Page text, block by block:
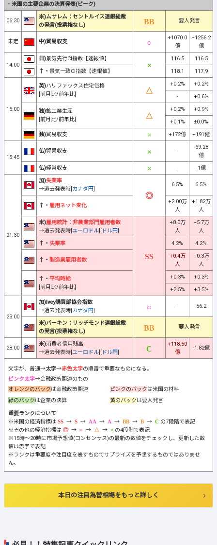
・ 米国の主要企業の決算発表(ピーク)
06:30
米)ムサレム：セントルイス連銀総裁
の発言(投票権なし)
要人発言
未定 中)貿易収支
+1070.0
億
+1256.2
億
14:00
日)景気先行CI指数【速報値】 116.5
116.5
↑・ 景気一致CI指数【速報値】 118.1 117.9
15:00
英)ハリファックス住宅価格
[前月比/前年比]
+0.2%
+0.2%
-
+0.6%
独)鉱工業生産
[前月比/前年比]
+0.2%
+0.9%
+0.1%
±0.0%
独)貿易収支 +172億 +191億
15:45
仏)貿易収支 -
-69.28
億
仏)経常収支 - -1億
21:30
加)失業率
→過去発表時[カナダ円]
6.5% 6.5%
↑・ 雇用ネット変化
+2.00万
人
+1.82万
人
米)雇用統計 ： 非農業部門雇用者数
→過去発表時[ユーロドル][ ドル円]
+8.0万
人
+5.7万
人
↑・ 失業率 4.2% 4.2%
↑・ 製造業雇用者数
+0.4万
人
+0.3万
人
↑・ 平均時給
[前月比/前年比]
+0.3%
+0.3%
+3.5%
+3.5%
23:00
加)Ivey購買部協会指数
→過去発表時[カナダ円]
- 56.2
米)バーキン：リッチモンド連銀総裁
の発言(投票権なし)
要人発言
28:00
米)消費者信用残高
→過去発表時[ユーロドル][ ドル円]
+118.50
億
-1.82億
文字が、普通→太字→赤色太字の順番で重要なものになる。
ピンク太字→金融政策関連のもの
オレンジのバックは金融政策関連 ピンクのバックは米国の材料
緑のバックは企業の決算 黄のバックは要人発言
重要ランクについて
※米国の経済指標は
→ → → → → →
の7段階で表記
※その他の経済指標は
→ → →
の4段階で表記
※15時～20時に市場予想値(コンセンサス)の最新の数値をチェックし、更新した数
値は赤字で表記
※ランクは重要度や注目度を表すものでサプライズを予想するものではありませ
ん。
本日の注目為替相場をもっと詳しく